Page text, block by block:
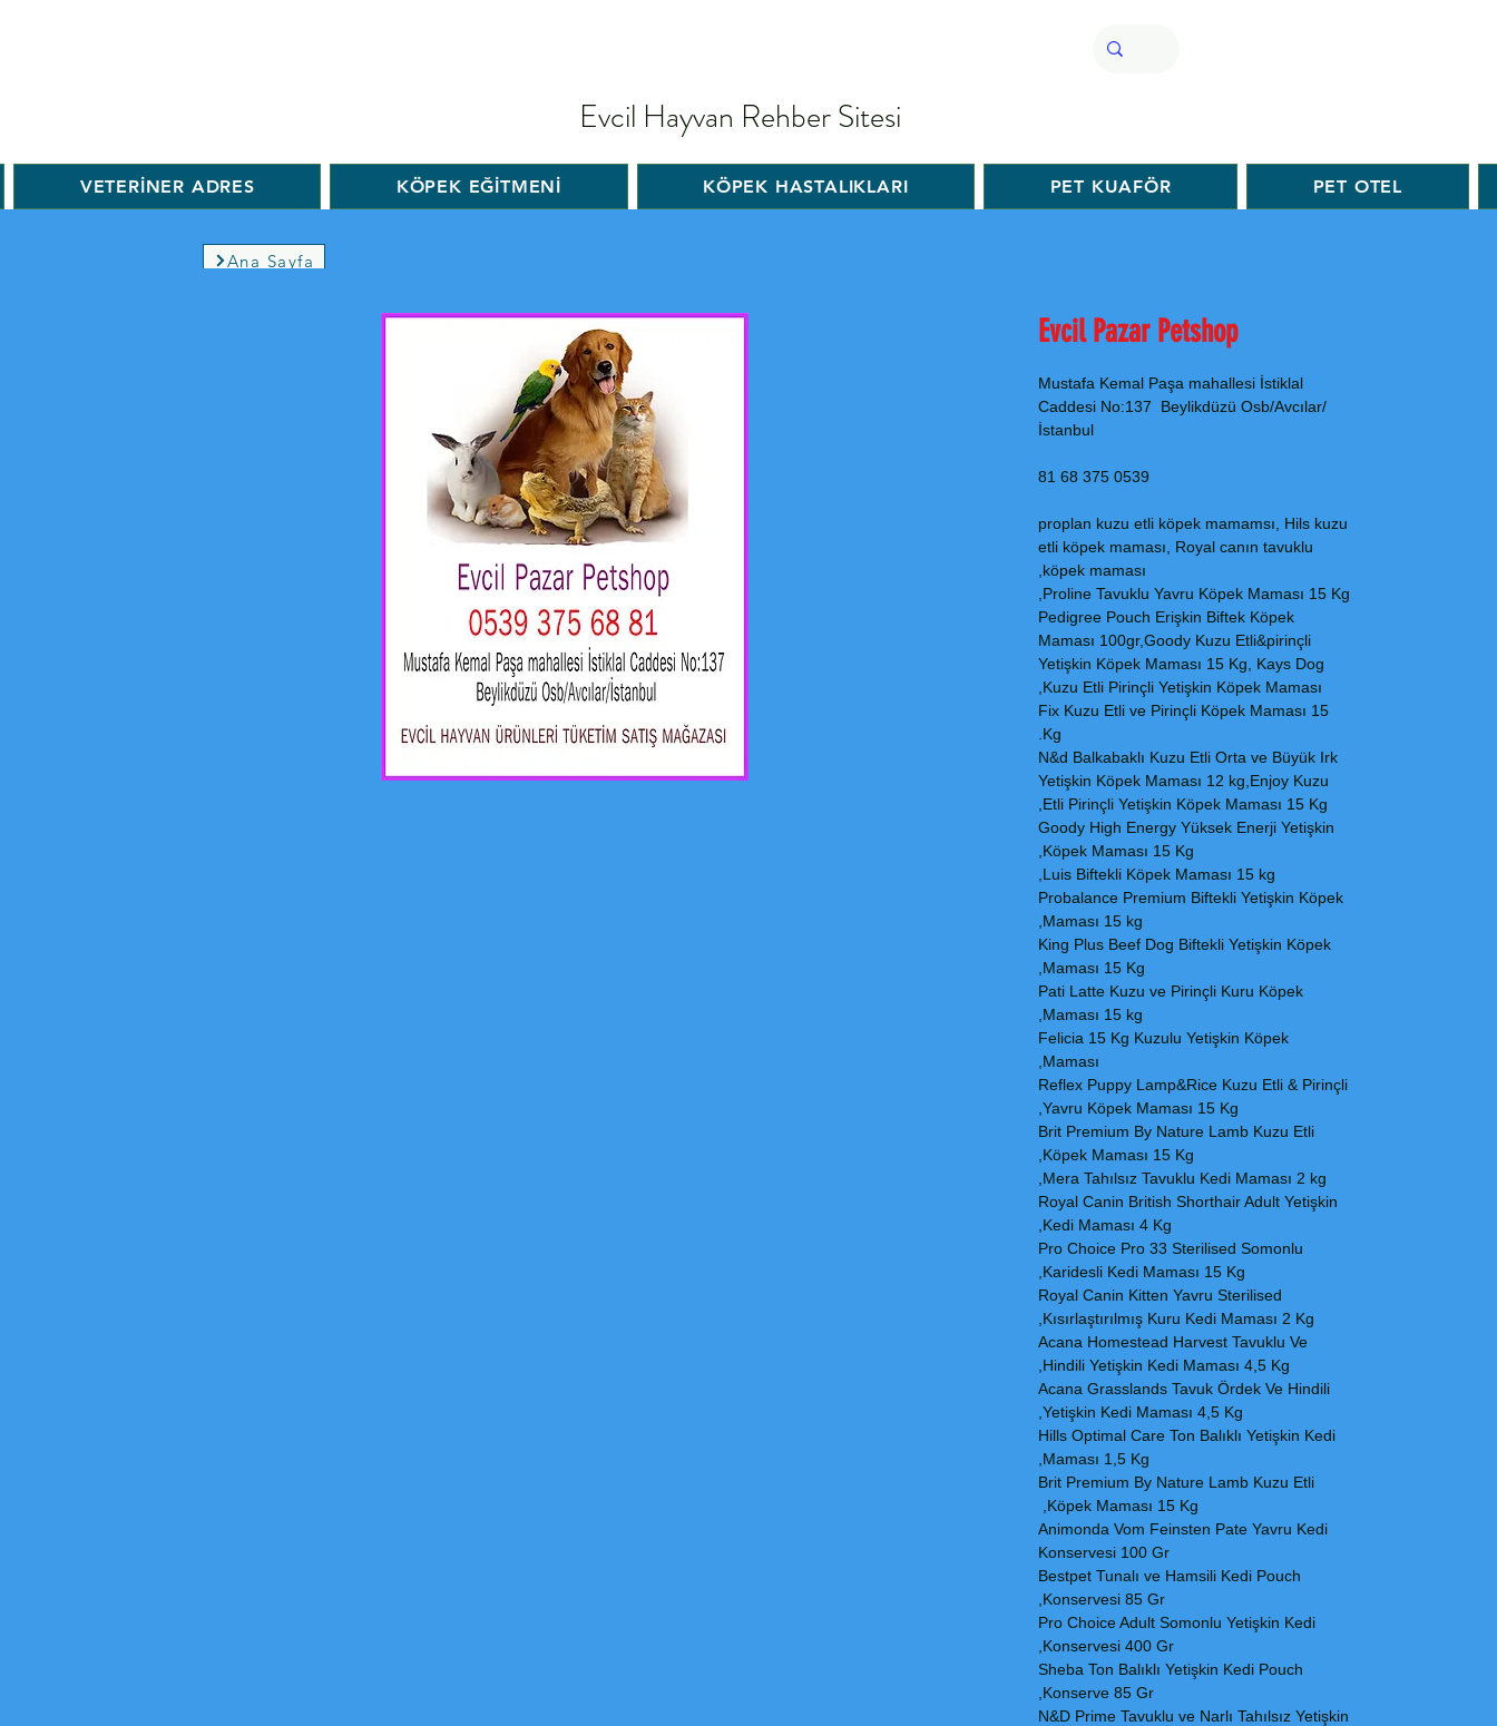
Evcil Hayvan Rehber Sitesi
VETERİNER ADRES KÖPEK EĞİTMENİ KÖPEK HASTALIKLARI PET KUAFÖR PET OTEL
Ana Sayfa
Evcil Pazar Petshop
Mustafa Kemal Paşa mahallesi İstiklal
Caddesi No:137 Beylikdüzü Osb/Avcılar/
İstanbul
0539 375 68 81
proplan kuzu etli köpek mamamsı, Hils kuzu
etli köpek maması, Royal canın tavuklu
köpek maması,
Proline Tavuklu Yavru Köpek Maması 15 Kg,
Pedigree Pouch Erişkin Biftek Köpek
Maması 100gr,Goody Kuzu Etli&pirinçli
Yetişkin Köpek Maması 15 Kg, Kays Dog
Kuzu Etli Pirinçli Yetişkin Köpek Maması,
Fix Kuzu Etli ve Pirinçli Köpek Maması 15
Kg.
N&d Balkabaklı Kuzu Etli Orta ve Büyük Irk
Yetişkin Köpek Maması 12 kg,Enjoy Kuzu
Etli Pirinçli Yetişkin Köpek Maması 15 Kg,
Goody High Energy Yüksek Enerji Yetişkin
Köpek Maması 15 Kg,
Luis Biftekli Köpek Maması 15 kg,
Probalance Premium Biftekli Yetişkin Köpek
Maması 15 kg,
King Plus Beef Dog Biftekli Yetişkin Köpek
Maması 15 Kg,
Pati Latte Kuzu ve Pirinçli Kuru Köpek
Maması 15 kg,
Felicia 15 Kg Kuzulu Yetişkin Köpek
Maması,
Reflex Puppy Lamp&Rice Kuzu Etli & Pirinçli
Yavru Köpek Maması 15 Kg,
Brit Premium By Nature Lamb Kuzu Etli
Köpek Maması 15 Kg,
Mera Tahılsız Tavuklu Kedi Maması 2 kg,
Royal Canin British Shorthair Adult Yetişkin
Kedi Maması 4 Kg,
Pro Choice Pro 33 Sterilised Somonlu
Karidesli Kedi Maması 15 Kg,
Royal Canin Kitten Yavru Sterilised
Kısırlaştırılmış Kuru Kedi Maması 2 Kg,
Acana Homestead Harvest Tavuklu Ve
Hindili Yetişkin Kedi Maması 4,5 Kg,
Acana Grasslands Tavuk Ördek Ve Hindili
Yetişkin Kedi Maması 4,5 Kg,
Hills Optimal Care Ton Balıklı Yetişkin Kedi
Maması 1,5 Kg,
Brit Premium By Nature Lamb Kuzu Etli
Köpek Maması 15 Kg,
Animonda Vom Feinsten Pate Yavru Kedi
Konservesi 100 Gr
Bestpet Tunalı ve Hamsili Kedi Pouch
Konservesi 85 Gr,
Pro Choice Adult Somonlu Yetişkin Kedi
Konservesi 400 Gr,
Sheba Ton Balıklı Yetişkin Kedi Pouch
Konserve 85 Gr,
N&D Prime Tavuklu ve Narlı Tahılsız Yetişkin